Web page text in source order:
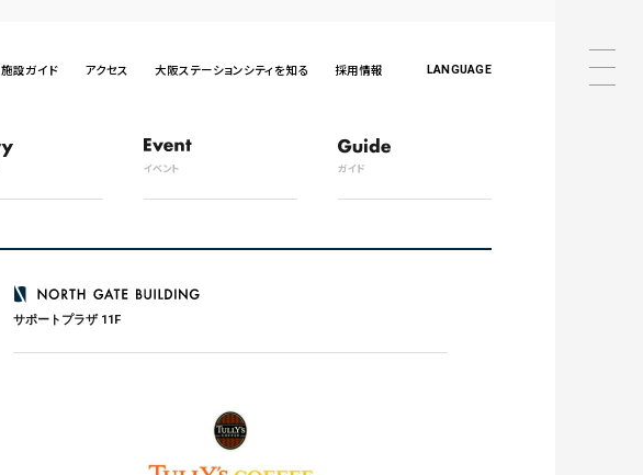
施設ガイド アクセス 大阪ステーションシティを知る 採用情報 LANGUAGE
イベント ガイド
日本語 English 中文 한국어
サポートプラザ 11F